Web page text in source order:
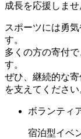
成長を応援しませ
スポーツには勇
す。
多くの方の寄付
す。
ぜひ、継続的な
を支えてください
ボランティ
宿泊型イベ